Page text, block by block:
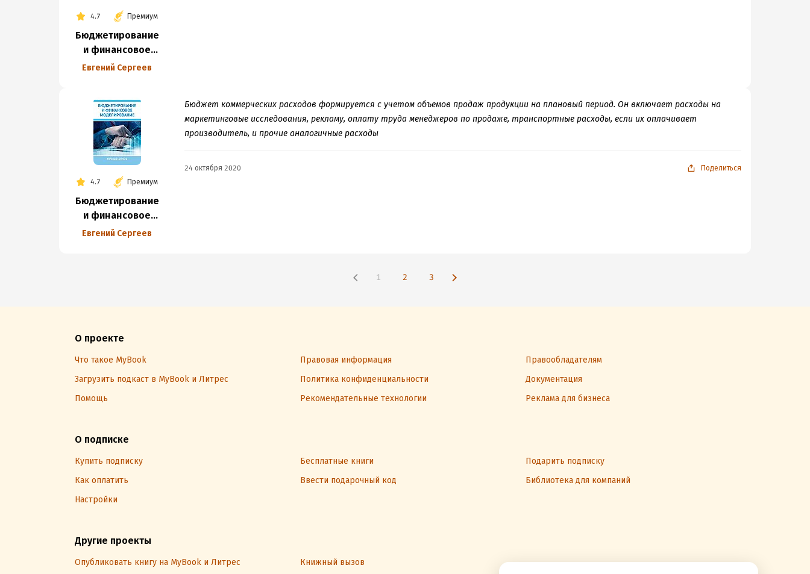
4.7 Премиум
Бюджетирование
и финансовое
моделирование
Евгений Сергеев
4.7 Премиум
Бюджетирование
и финансовое
моделирование
Евгений Сергеев
Бюджет коммерческих расходов формируется с учетом объемов продаж продукции на плановый период. Он включает расходы на
маркетинговые исследования, рекламу, оплату труда менеджеров по продаже, транспортные расходы, если их оплачивает
производитель, и прочие аналогичные расходы
24 октября 2020 Поделиться
1 2 3
О проекте
Что такое MyBook Правовая информация
Правообладателям
Загрузить подкаст в MyBook и Литрес
Политика конфиденциальности
Документация
Помощь
Рекомендательные технологии Реклама для бизнеса
О подписке
Купить подписку Бесплатные книги
Подарить подписку
Как оплатить
Ввести подарочный код
Библиотека для компаний
Настройки
Другие проекты
Опубликовать книгу на MyBook и Литрес Книжный вызов